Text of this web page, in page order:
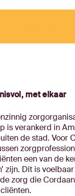
met elkaar
is verankerd in
de stad. Voor
een van de
zijn. Dit is
zorg die